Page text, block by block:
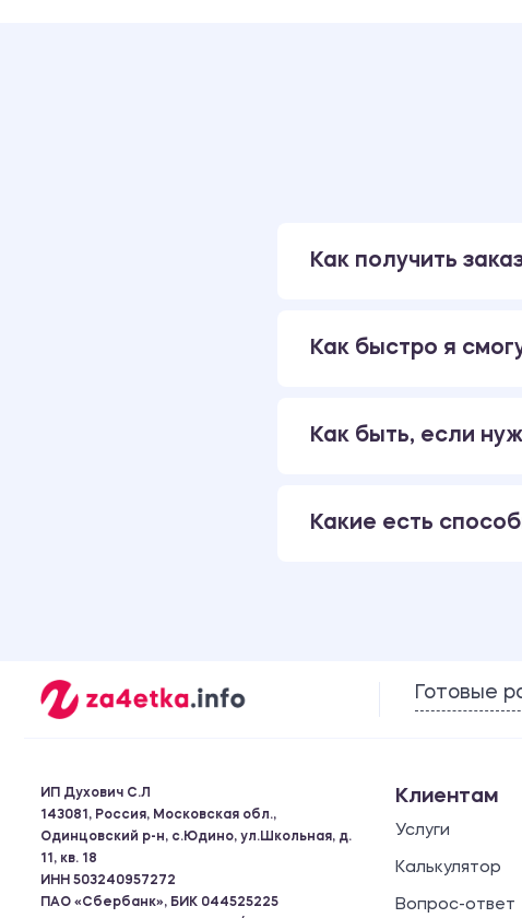
Как получить
Как быстро я
Как быть, если
Какие есть
Готовые
ИП Духович С.Л
143081, Россия, Московская обл.,
Одинцовский р-н, с.Юдино, ул.Школьная, д.
11, кв. 18
ИНН 503240957272
ПАО «Сбербанк», БИК 044525225
Клиентам
Услуги
Калькулятор
Вопрос-ответ